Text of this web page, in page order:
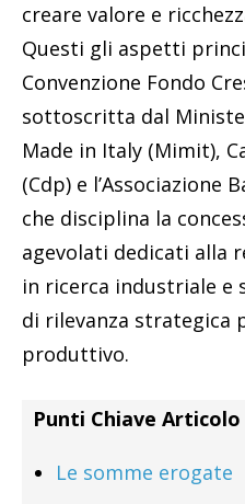
creare valore e
Questi gli aspetti
Convenzione Fondo
sottoscritta dal
Made in Italy (Mimit),
(Cdp) e l’Associazione
che disciplina la
agevolati dedicati alla
in ricerca industriale e
di rilevanza strategica
produttivo.
Punti Chiave Articolo
Le somme erogate